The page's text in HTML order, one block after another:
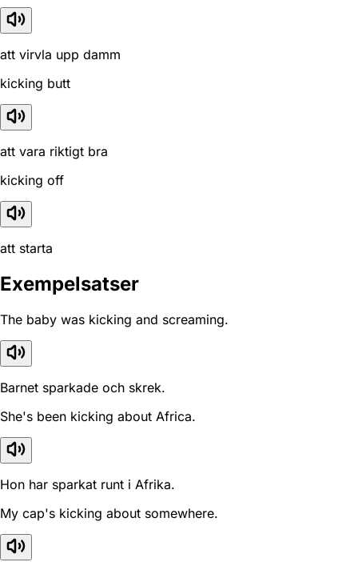
att virvla upp damm
kicking butt
att vara riktigt bra
kicking off
att starta
Exempelsatser
The baby was kicking and screaming.
Barnet sparkade och skrek.
She's been kicking about Africa.
Hon har sparkat runt i Afrika.
My cap's kicking about somewhere.